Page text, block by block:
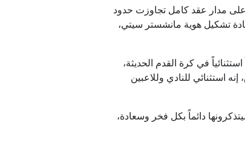
على مدار عقد كامل تجاوزت حدود
مع النادي أسهمت في إعادة تشكيل هوية مانشستر سيتي،
مدة 10 سنوات في نادٍ واحد تعد أمراً استثنائياً في كرة القدم الحديثة،
المقاييس، إنه استثنائي للنادي وللاعبين
دائماً بكل فخر وسعادة،